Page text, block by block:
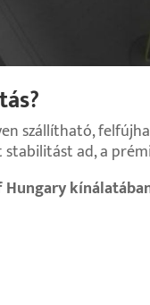
szállítható,
ad, a
Hungary